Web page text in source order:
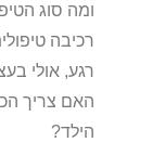
ומה סוג
רכיבה
רגע, אולי
האם צריך
הילד?